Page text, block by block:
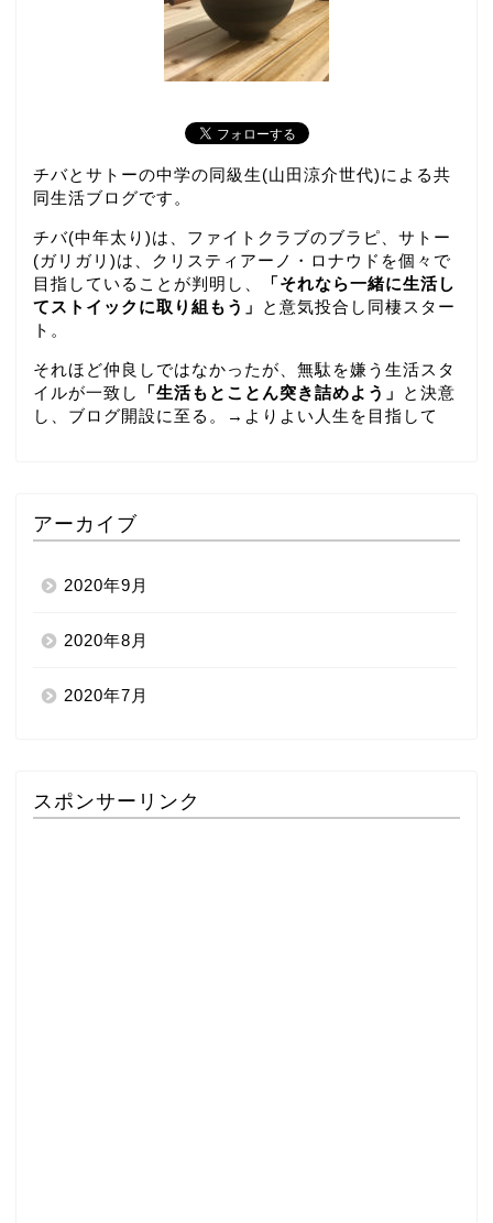
チバとサトーの中学の同級生(山田涼介世代)による共
同生活ブログです。
チバ(中年太り)は、ファイトクラブのブラピ、サトー
(ガリガリ)は、クリスティアーノ・ロナウドを個々で
目指していることが判明し、
「それなら一緒に生活し
てストイックに取り組もう」
と意気投合し同棲スター
ト。
それほど仲良しではなかったが、無駄を嫌う生活スタ
イルが一致し
「生活もとことん突き詰めよう」
と決意
し、ブログ開設に至る。→ よりよい人生を目指して
アーカイブ
2020年9月
2020年8月
2020年7月
スポンサーリンク